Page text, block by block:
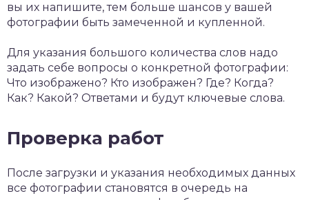
вы их напишите, тем больше шансов у вашей
фотографии быть замеченной и купленной.
Для указания большого количества слов надо
задать себе вопросы о конкретной фотографии:
Что изображено? Кто изображен? Где? Когда?
Как? Какой? Ответами и будут ключевые слова.
Проверка работ
После загрузки и указания необходимых данных
все фотографии становятся в очередь на